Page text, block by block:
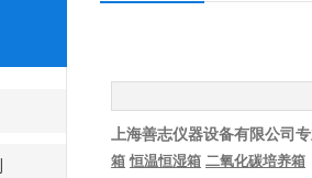
上海善志仪器设备有限公司
箱 恒温恒湿箱 二氧化碳培养箱